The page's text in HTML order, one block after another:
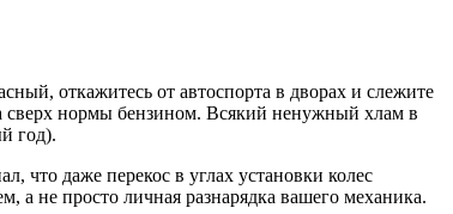
откажитесь от автоспорта в дворах и слежите
сверх нормы бензином. Всякий ненужный хлам в
год).
что даже перекос в углах установки колес
не просто личная разнарядка вашего механика.